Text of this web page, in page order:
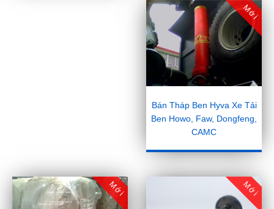
Mới
Bán Tháp Ben Hyva Xe Tải
Ben Howo, Faw, Dongfeng,
CAMC
Mới Mới